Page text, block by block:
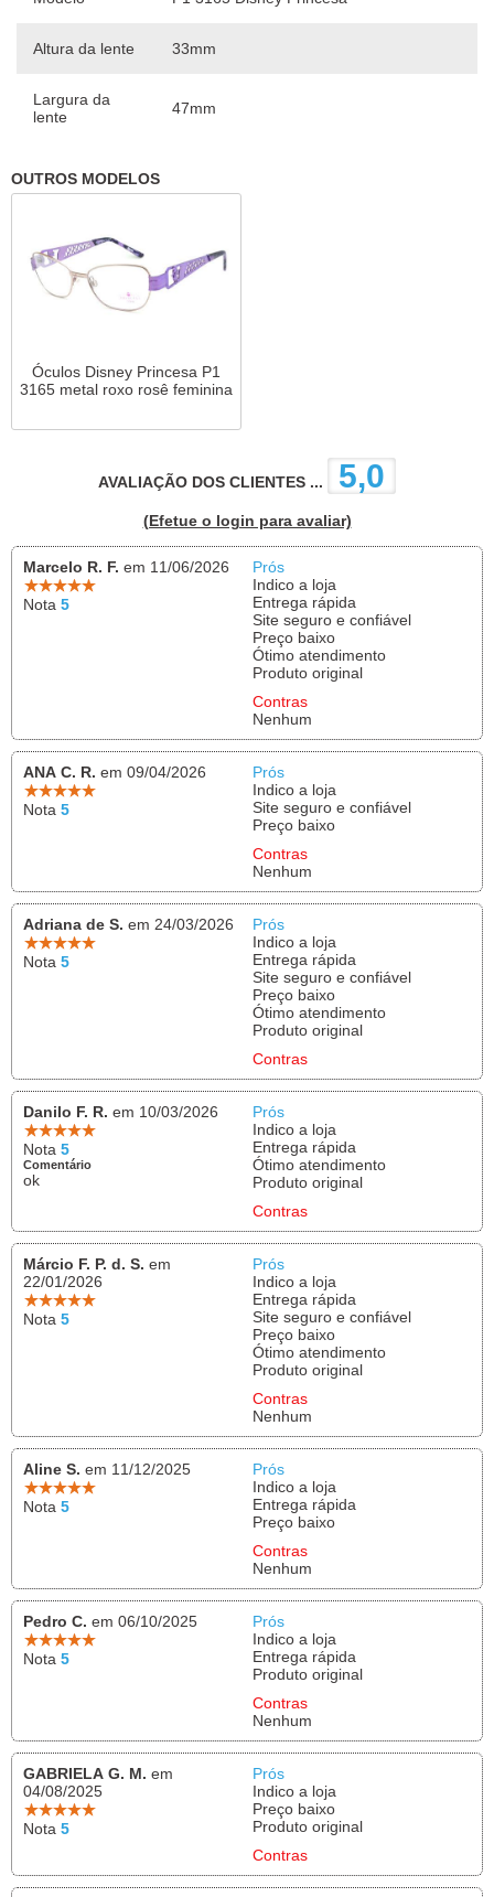
Altura da lente 33mm
Largura da
lente
47mm
OUTROS MODELOS
Óculos Disney Princesa P1
3165 metal roxo rosê feminina
AVALIAÇÃO DOS CLIENTES ... 5,0
(Efetue o login para avaliar)
Marcelo R. F. em 11/06/2026
Nota 5
Prós
Indico a loja
Entrega rápida
Site seguro e confiável
Preço baixo
Ótimo atendimento
Produto original
Contras
Nenhum
ANA C. R. em 09/04/2026
Nota 5
Prós
Indico a loja
Site seguro e confiável
Preço baixo
Contras
Nenhum
Adriana de S. em 24/03/2026
Nota 5
Prós
Indico a loja
Entrega rápida
Site seguro e confiável
Preço baixo
Ótimo atendimento
Produto original
Contras
Danilo F. R. em 10/03/2026
Nota 5
Comentário
ok
Prós
Indico a loja
Entrega rápida
Ótimo atendimento
Produto original
Contras
Márcio F. P. d. S. em
22/01/2026
Nota 5
Prós
Indico a loja
Entrega rápida
Site seguro e confiável
Preço baixo
Ótimo atendimento
Produto original
Contras
Nenhum
Aline S. em 11/12/2025
Nota 5
Prós
Indico a loja
Entrega rápida
Preço baixo
Contras
Nenhum
Pedro C. em 06/10/2025
Nota 5
Prós
Indico a loja
Entrega rápida
Produto original
Contras
Nenhum
GABRIELA G. M. em
04/08/2025
Nota 5
Prós
Indico a loja
Preço baixo
Produto original
Contras